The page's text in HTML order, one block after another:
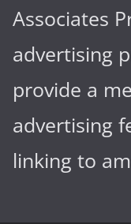
Associates
advertising
provide a
advertising
linking to